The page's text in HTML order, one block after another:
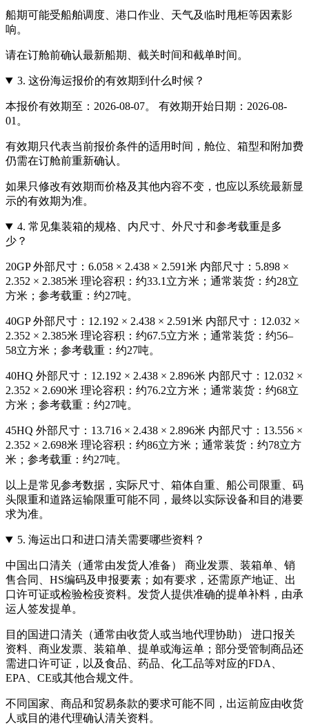
船期可能受船舶调度、港口作业、天气及临时甩柜等因素影
响。
请在订舱前确认最新船期、截关时间和截单时间。
3. 这份海运报价的有效期到什么时候？
本报价有效期至：2026-08-07。 有效期开始日期：2026-08-
01。
有效期只代表当前报价条件的适用时间，舱位、箱型和附加费
仍需在订舱前重新确认。
如果只修改有效期而价格及其他内容不变，也应以系统最新显
示的有效期为准。
4. 常见集装箱的规格、内尺寸、外尺寸和参考载重是多
少？
20GP 外部尺寸：6.058 × 2.438 × 2.591米 内部尺寸：5.898 ×
2.352 × 2.385米 理论容积：约33.1立方米；通常装货：约28立
方米；参考载重：约27吨。
40GP 外部尺寸：12.192 × 2.438 × 2.591米 内部尺寸：12.032 ×
2.352 × 2.385米 理论容积：约67.5立方米；通常装货：约56–
58立方米；参考载重：约27吨。
40HQ 外部尺寸：12.192 × 2.438 × 2.896米 内部尺寸：12.032 ×
2.352 × 2.690米 理论容积：约76.2立方米；通常装货：约68立
方米；参考载重：约27吨。
45HQ 外部尺寸：13.716 × 2.438 × 2.896米 内部尺寸：13.556 ×
2.352 × 2.698米 理论容积：约86立方米；通常装货：约78立方
米；参考载重：约27吨。
以上是常见参考数据，实际尺寸、箱体自重、船公司限重、码
头限重和道路运输限重可能不同，最终以实际设备和目的港要
求为准。
5. 海运出口和进口清关需要哪些资料？
中国出口清关（通常由发货人准备） 商业发票、装箱单、销
售合同、HS编码及申报要素；如有要求，还需原产地证、出
口许可证或检验检疫资料。发货人提供准确的提单补料，由承
运人签发提单。
目的国进口清关（通常由收货人或当地代理协助） 进口报关
资料、商业发票、装箱单、提单或海运单；部分受管制商品还
需进口许可证，以及食品、药品、化工品等对应的FDA、
EPA、CE或其他合规文件。
不同国家、商品和贸易条款的要求可能不同，出运前应由收货
人或目的港代理确认清关资料。